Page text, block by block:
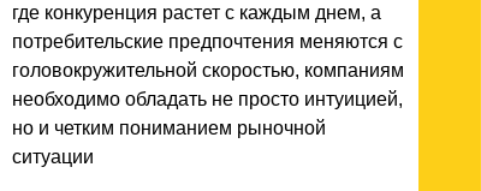
где конкуренция растет с каждым днем, а
потребительские предпочтения меняются с
головокружительной скоростью, компаниям
необходимо обладать не просто интуицией,
но и четким пониманием рыночной
ситуации